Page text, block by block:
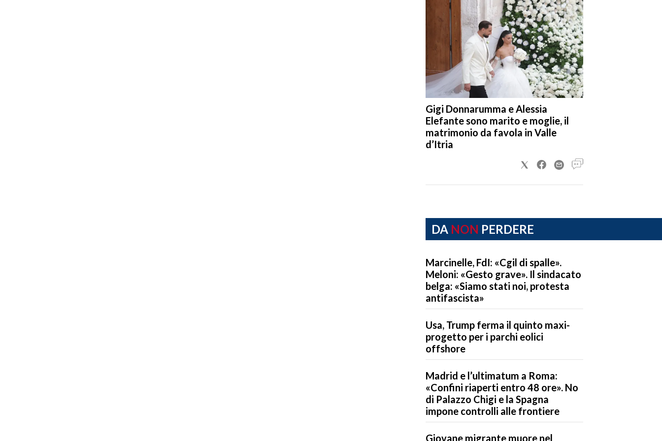
Gigi Donnarumma e Alessia
Elefante sono marito e moglie, il
matrimonio da favola in Valle
d’Itria
DA NON PERDERE
Marcinelle, FdI: «Cgil di spalle».
Meloni: «Gesto grave». Il sindacato
belga: «Siamo stati noi, protesta
antifascista»
Usa, Trump ferma il quinto maxi-
progetto per i parchi eolici
offshore
Madrid e l’ultimatum a Roma:
«Confini riaperti entro 48 ore». No
di Palazzo Chigi e la Spagna
impone controlli alle frontiere
Giovane migrante muore nel